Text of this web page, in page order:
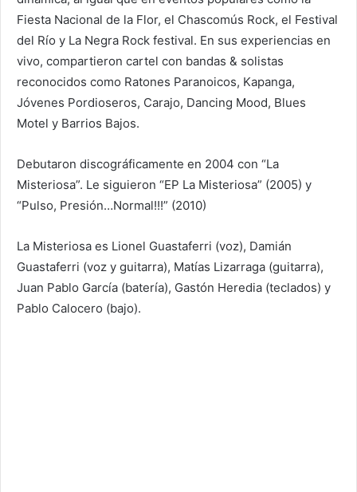
Fiesta Nacional de la Flor, el Chascomús Rock, el Festival
del Río y La Negra Rock festival. En sus experiencias en
vivo, compartieron cartel con bandas & solistas
reconocidos como Ratones Paranoicos, Kapanga,
Jóvenes Pordioseros, Carajo, Dancing Mood, Blues
Motel y Barrios Bajos.
Debutaron discográficamente en 2004 con “La
Misteriosa”. Le siguieron “EP La Misteriosa” (2005) y
“Pulso, Presión…Normal!!!” (2010)
La Misteriosa es Lionel Guastaferri (voz), Damián
Guastaferri (voz y guitarra), Matías Lizarraga (guitarra),
Juan Pablo García (batería), Gastón Heredia (teclados) y
Pablo Calocero (bajo).